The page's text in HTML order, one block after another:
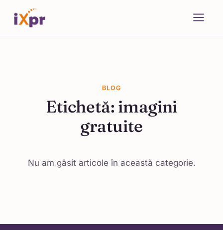
BLOG
Etichetă: imagini
gratuite
Nu am găsit articole în această categorie.